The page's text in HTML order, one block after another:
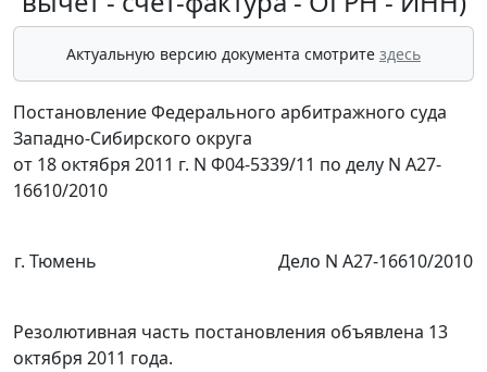
Актуальную версию документа смотрите здесь
Постановление Федерального арбитражного суда
Западно-Сибирского округа
от 18 октября 2011 г. N Ф04-5339/11 по делу N А27-
16610/2010
г. Тюмень Дело N А27-16610/2010
Резолютивная часть постановления объявлена 13
октября 2011 года.